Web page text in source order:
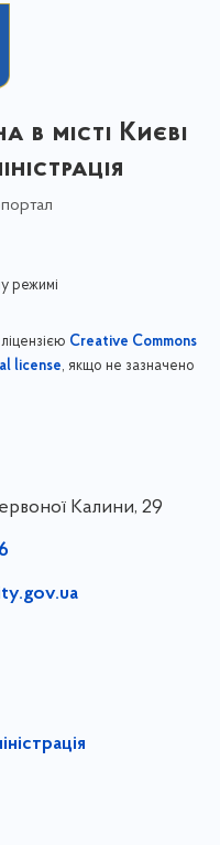
в місті Києві
режимі
Creative Commons
license, якщо не зазначено
Калини, 29